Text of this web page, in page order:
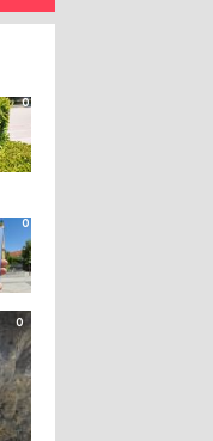
0
0
0